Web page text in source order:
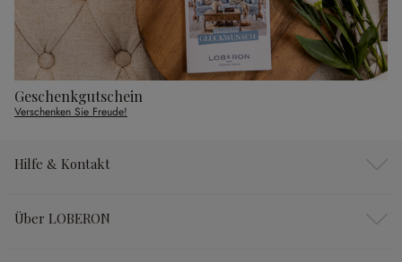
Geschenkgutschein
Verschenken Sie Freude!
Hilfe & Kontakt
Über LOBERON